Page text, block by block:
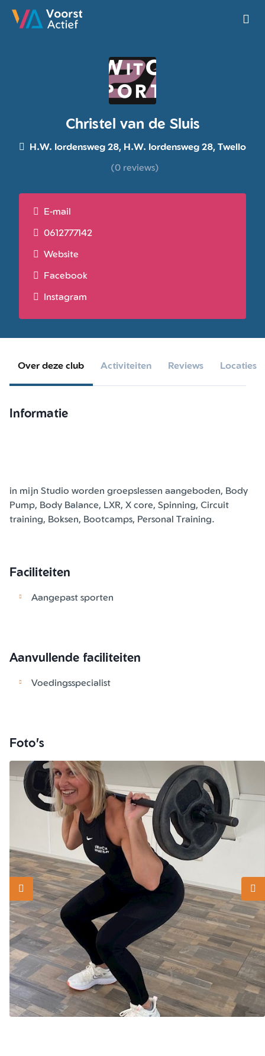
Ga naar de homepage van Voorst Actief
Christel van de Sluis
H.W. Iordensweg 28, H.W. Iordensweg 28, Twello
(0 reviews)
E-mail
0612777142
Website
Facebook
Instagram
Over deze club Activiteiten Reviews Locaties
Informatie
in mijn Studio worden groepslessen aangeboden, Body
Pump, Body Balance, LXR, X core, Spinning, Circuit
Faciliteiten
Aangepast sporten
Aanvullende faciliteiten
Voedingsspecialist
Foto's